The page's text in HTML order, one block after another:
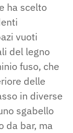
ha scelto
vuoti
del legno
fuso, che
delle
in diverse
sgabello
da bar, ma